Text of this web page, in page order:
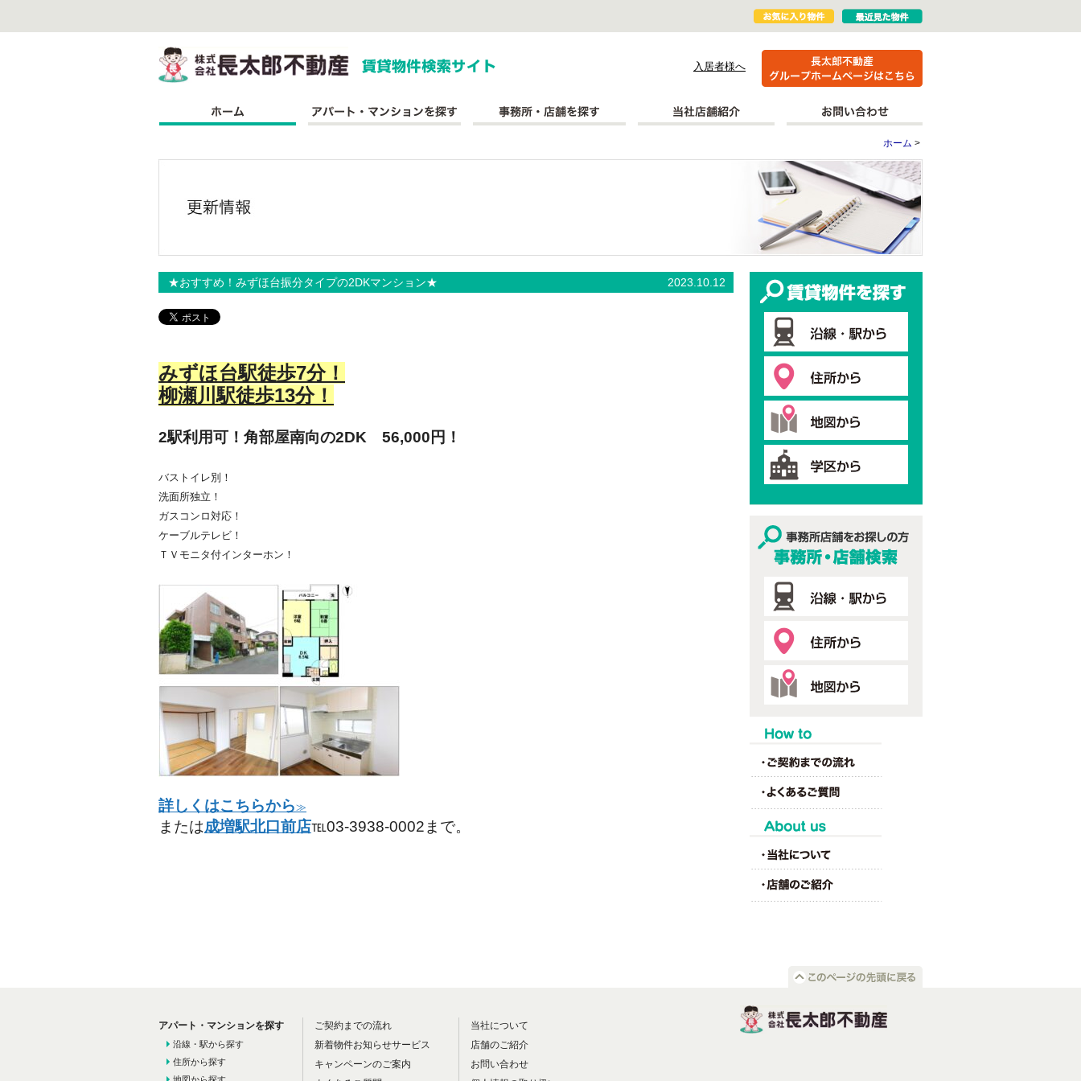
入居者様へ
ホーム >
★おすすめ！みずほ台振分タイプの2DKマンション★ 2023.10.12
みずほ台駅徒歩7分！
柳瀬川駅徒歩13分！
2駅利用可！角部屋南向の2DK 56,000円！
バストイレ別！
洗面所独立！
ガスコンロ対応！
ケーブルテレビ！
ＴＶモニタ付インターホン！
詳しくはこちらから≫
または成増駅北口前店℡03-3938-0002まで。
アパート・マンションを探す
沿線・駅から探す
住所から探す
ご契約までの流れ
新着物件お知らせサービス
キャンペーンのご案内
当社について
店舗のご紹介
お問い合わせ